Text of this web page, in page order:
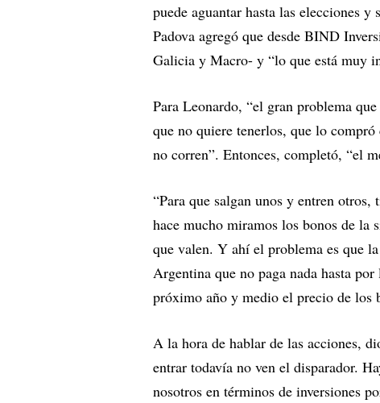
puede aguantar hasta las elecciones
Padova agregó que desde BIND
Galicia y Macro- y “lo que está muy
Para Leonardo, “el gran problema
que no quiere tenerlos, que lo
no corren”. Entonces, completó, “el
“Para que salgan unos y entren
hace mucho miramos los bonos de la
que valen. Y ahí el problema es que
Argentina que no paga nada hasta
próximo año y medio el precio de los
A la hora de hablar de las acciones,
entrar todavía no ven el disparador.
nosotros en términos de inversiones